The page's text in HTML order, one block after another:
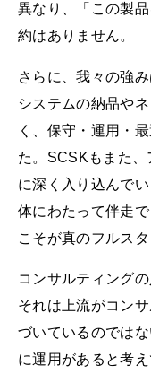
異なり、「この製
約はありません。
さらに、我々の強
システムの納品や
く、保守・運用・
た。SCSKもまた
に深く入り込んで
体にわたって伴走
こそが真のフルス
コンサルティング
それは上流がコン
づいているのでは
に運用があると考